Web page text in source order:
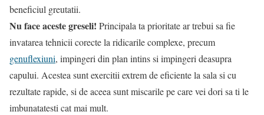
beneficiul greutatii.
Nu face aceste greseli! Principala ta prioritate ar trebui sa fie
invatarea tehnicii corecte la ridicarile complexe, precum
genuflexiuni, impingeri din plan intins si impingeri deasupra
capului. Acestea sunt exercitii extrem de eficiente la sala si cu
rezultate rapide, si de aceea sunt miscarile pe care vei dori sa ti le
imbunatatesti cat mai mult.